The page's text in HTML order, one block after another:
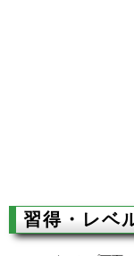
習得・レベ